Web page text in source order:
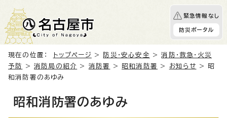
緊急情報なし
防災ポータル
現在の位置： トップページ > 防災・安心安全 >消防・救急・火災
予防
>消防局の紹介 > 消防署 > 昭和消防署 > お知らせ
> 昭
和消防署のあゆみ
昭和消防署のあゆみ